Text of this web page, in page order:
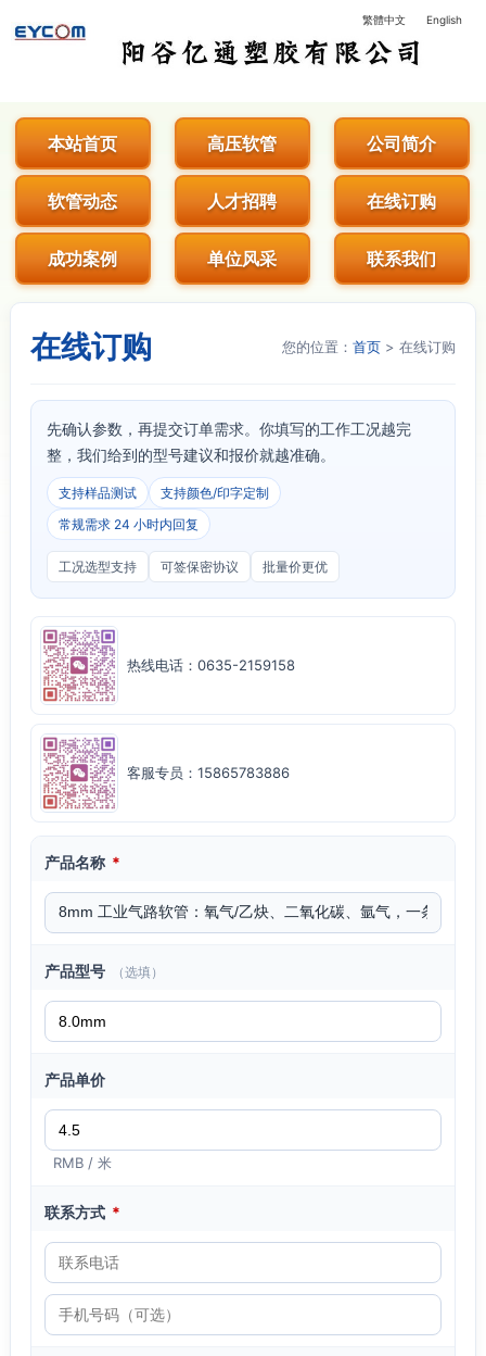
阳谷亿通塑胶有限公司 - 专业生产
繁體中文 English
本站首页 高压软管 公司简介
软管动态 人才招聘 在线订购
成功案例 单位风采 联系我们
在线订购 您的位置：首页 > 在线订购
先确认参数，再提交订单需求。你填写的工作工况越完
整，我们给到的型号建议和报价就越准确。
支持样品测试
支持颜色/印字定制
常规需求 24 小时内回复
工况选型支持 可签保密协议 批量价更优
热线电话：0635-2159158
客服专员：15865783886
产品名称 *
产品型号 （选填）
产品单价
RMB / 米
联系方式 *